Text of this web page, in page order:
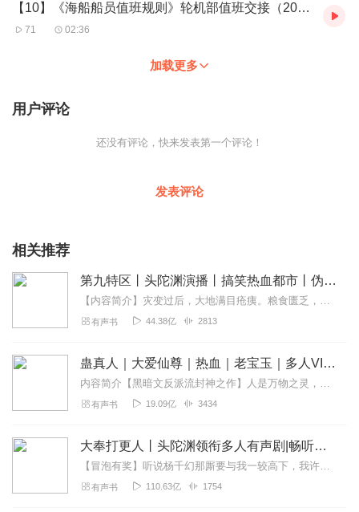
【10】《海船船员值班规则》轮机部值班交接（2018.10.14）
71 02:36
加载更多
用户评论
还没有评论，快来发表第一个评论！
发表评论
相关推荐
第九特区丨头陀渊演播丨搞笑热血都市丨伪戒丨VIP免费多人有声剧
【内容简介】灾变过后，大地满目疮痍。粮食匮乏，资源紧俏，局势混乱……一位从待规划区杀出来的青年，背对着漫天黄沙，孤身来到九区谋生，却不曾想偶然结识三五好友，一念...
有声书 44.38亿 2813
蛊真人｜大爱仙尊｜热血｜老宝玉｜多人VIP免费有声剧
内容简介【黑暗文反派流封神之作】人是万物之灵，蛊是天地真精。一个穿越者不断重生的故事。一个养蛊、炼蛊、用蛊的奇特世界。配音组（男角色）老宝玉旁白...
有声书 19.09亿 3434
大奉打更人丨头陀渊领衔多人有声剧|畅听全集|王鹤棣、田曦薇主演影视剧原著|卖报小郎君
【冒泡有奖】听说杨千幻那厮要与我一较高下，我许七安要开始装叉了！快进入声音播放页戳下方输入框，冒个泡偷偷告诉我，我要用哪些诗词才能胜过他？说得好的，有赏！202...
有声书 110.63亿 1754